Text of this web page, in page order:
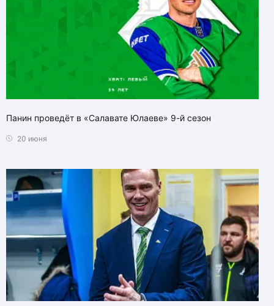
Панин проведёт в «Салавате Юлаеве» 9-й сезон
20 июня